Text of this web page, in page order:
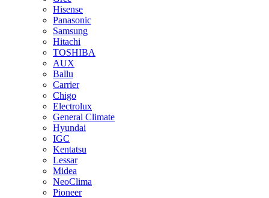
Hisense
Panasonic
Samsung
Hitachi
TOSHIBA
AUX
Ballu
Carrier
Chigo
Electrolux
General Climate
Hyundai
IGC
Kentatsu
Lessar
Midea
NeoClima
Pioneer